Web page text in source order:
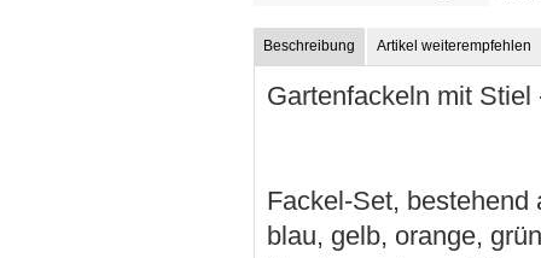
Beschreibung Artikel weiterempfehlen
Gartenfackeln mit
Fackel-Set,
blau, gelb, orange,